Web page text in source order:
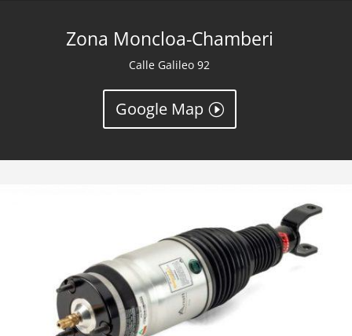
Zona Moncloa-Chamberi
Calle Galileo 92
Google Map